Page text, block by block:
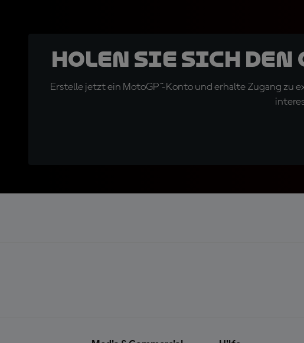
Holen Sie sich
Erstelle jetzt ein MotoGP™-Konto und erhalte Zugang zu